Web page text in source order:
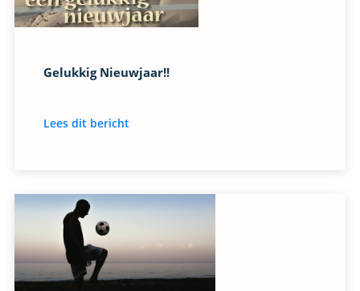
Gelukkig Nieuwjaar!!
Lees dit bericht